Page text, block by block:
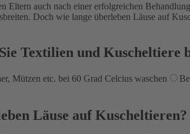
Eltern auch nach einer erfolgreichen
Doch wie lange überleben Läuse auf
Textilien und Kuscheltiere
Mützen etc. bei 60 Grad Celcius waschen
Läuse auf Kuscheltieren?